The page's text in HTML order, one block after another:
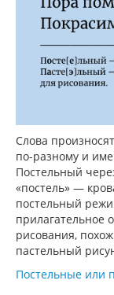
Слова
по-разному и
Постельный
«постель» —
постельный
прилагательное
рисования,
пастельный
Постельные или